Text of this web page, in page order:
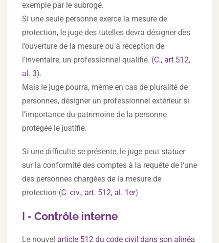
exemple par le subrogé.
Si une seule personne exerce la mesure de
protection, le juge des tutelles devra désigner dès
l’ouverture de la mesure ou à réception de
l’inventaire, un professionnel qualifié. (C., art 512,
al. 3).
Mais le juge pourra, même en cas de pluralité de
personnes, désigner un professionnel extérieur si
l’importance du patrimoine de la personne
protégée le justifie.
Si une difficulté se présente, le juge peut statuer
sur la conformité des comptes à la requête de l‘une
des personnes chargées de la mesure de
protection (C. civ., art. 512, al. 1er)
I - Contrôle interne
Le nouvel article 512 du code civil dans son alinéa